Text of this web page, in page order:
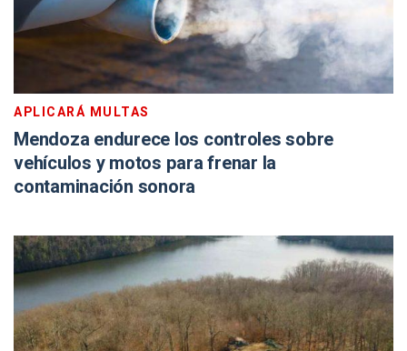
APLICARÁ MULTAS
Mendoza endurece los controles sobre
vehículos y motos para frenar la
contaminación sonora